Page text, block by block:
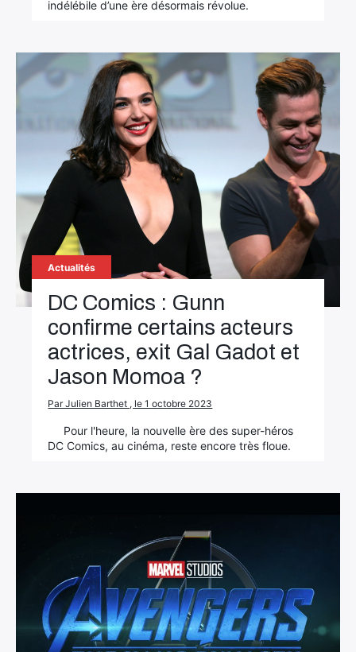
indélébile d’une ère désormais révolue.
Actualités
DC Comics : Gunn
confirme certains acteurs
actrices, exit Gal Gadot et
Jason Momoa ?
Par Julien Barthet , le 1 octobre 2023
Pour l'heure, la nouvelle ère des super-héros
DC Comics, au cinéma, reste encore très floue.